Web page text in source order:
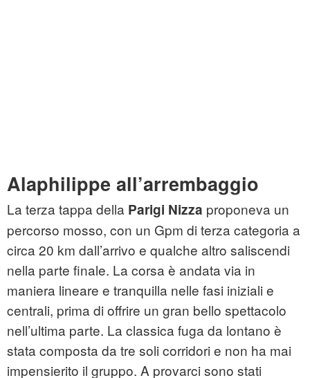
Alaphilippe all’arrembaggio
La terza tappa della Parigi Nizza proponeva un
percorso mosso, con un Gpm di terza categoria a
circa 20 km dall’arrivo e qualche altro saliscendi
nella parte finale. La corsa è andata via in
maniera lineare e tranquilla nelle fasi iniziali e
centrali, prima di offrire un gran bello spettacolo
nell’ultima parte. La classica fuga da lontano è
stata composta da tre soli corridori e non ha mai
impensierito il gruppo. A provarci sono stati